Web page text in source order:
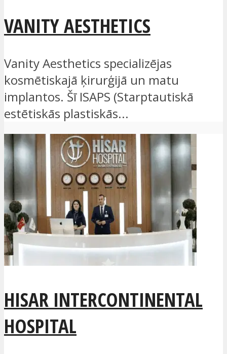
VANITY AESTHETICS
Vanity Aesthetics specializējas
kosmētiskajā ķirurģijā un matu
implantos. Šī ISAPS (Starptautiskā
estētiskās plastiskās...
HISAR INTERCONTINENTAL
HOSPITAL